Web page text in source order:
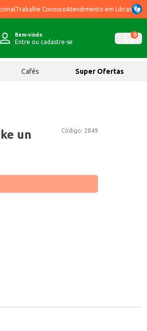
Trabalhe ConoscoAtendimento em Libras
Bem-vindo
Entre ou cadastre-se
0
Cafés Super Ofertas
Código: 2849
un